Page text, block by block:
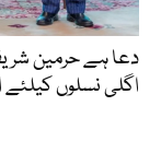
دعا ہے حرمین
اگلی نسلوں کیلئے